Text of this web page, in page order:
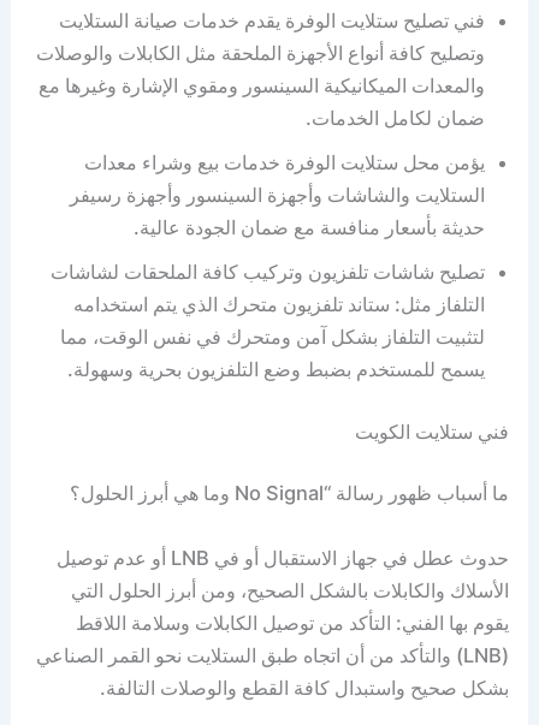
فني تصليح ستلايت الوفرة يقدم خدمات صيانة الستلايت
وتصليح كافة أنواع الأجهزة الملحقة مثل الكابلات والوصلات
والمعدات الميكانيكية السينسور ومقوي الإشارة وغيرها مع
ضمان لكامل الخدمات.
يؤمن محل ستلايت الوفرة خدمات بيع وشراء معدات
الستلايت والشاشات وأجهزة السينسور وأجهزة رسيفر
حديثة بأسعار منافسة مع ضمان الجودة عالية.
تصليح شاشات تلفزيون وتركيب كافة الملحقات لشاشات
التلفاز مثل: ستاند تلفزيون متحرك الذي يتم استخدامه
لتثبيت التلفاز بشكل آمن ومتحرك في نفس الوقت، مما
يسمح للمستخدم بضبط وضع التلفزيون بحرية وسهولة.
فني ستلايت الكويت
ما أسباب ظهور رسالة “No Signal وما هي أبرز الحلول؟
حدوث عطل في جهاز الاستقبال أو في LNB أو عدم توصيل
الأسلاك والكابلات بالشكل الصحيح، ومن أبرز الحلول التي
يقوم بها الفني: التأكد من توصيل الكابلات وسلامة اللاقط
(LNB) والتأكد من أن اتجاه طبق الستلايت نحو القمر الصناعي
بشكل صحيح واستبدال كافة القطع والوصلات التالفة.